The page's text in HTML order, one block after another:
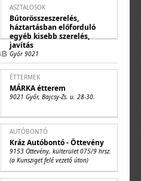
ASZTALOSOK
Bútorösszeszerelés,
háztartásban előforduló
egyéb kisebb szerelés,
javítás
Győr 9021
ÉTTERMEK
MÁRKA étterem
9021 Győr, Bajcsy-Zs. u. 28-30.
AUTÓBONTÓ
Kráz Autóbontó - Öttevény
9153 Öttevény, külterület 075/9 hrsz.
(a Kunsziget felé vezető úton)